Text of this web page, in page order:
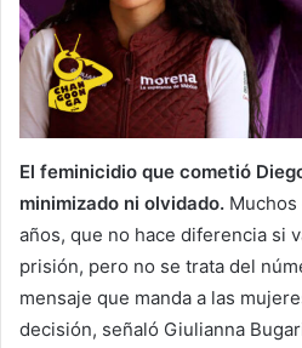
El feminicidio que cometió
minimizado ni olvidado.
años, que no hace diferencia si
prisión, pero no se trata del
mensaje que manda a las
decisión, señaló Giulianna